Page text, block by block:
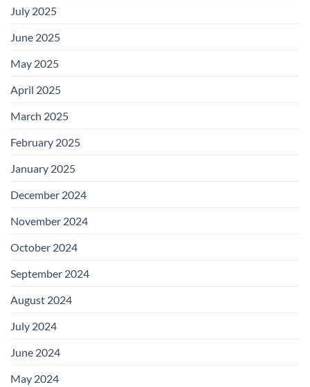
July 2025
June 2025
May 2025
April 2025
March 2025
February 2025
January 2025
December 2024
November 2024
October 2024
September 2024
August 2024
July 2024
June 2024
May 2024